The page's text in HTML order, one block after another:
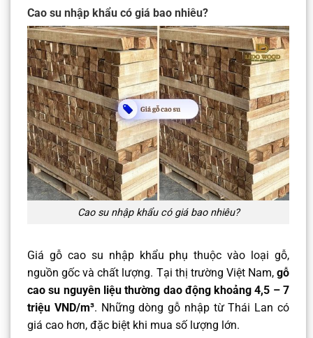
Cao su nhập khẩu có giá bao nhiêu?
Cao su nhập khẩu có giá bao nhiêu?
Giá gỗ cao su nhập khẩu phụ thuộc vào loại gỗ,
nguồn gốc và chất lượng. Tại thị trường Việt Nam, gỗ
cao su nguyên liệu thường dao động khoảng 4,5 – 7
triệu VND/m³. Những dòng gỗ nhập từ Thái Lan có
giá cao hơn, đặc biệt khi mua số lượng lớn.